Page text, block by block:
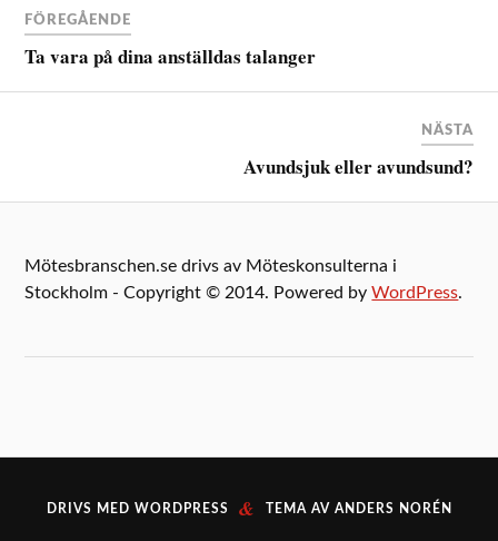
FÖREGÅENDE
Ta vara på dina anställdas talanger
NÄSTA
Avundsjuk eller avundsund?
Mötesbranschen.se drivs av Möteskonsulterna i
Stockholm - Copyright © 2014. Powered byWordPress.
DRIVS MED WORDPRESS & TEMA AV ANDERS NORÉN